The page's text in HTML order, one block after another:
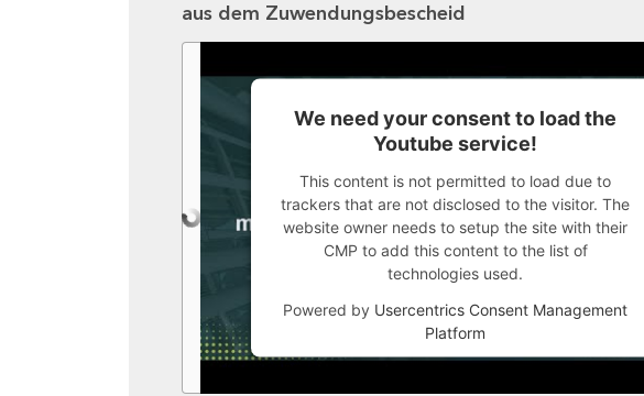
aus dem Zuwendungsbescheid
We need your consent to load the
Youtube service!
This content is not permitted to load due to
trackers that are not disclosed to the visitor. The
website owner needs to setup the site with their
CMP to add this content to the list of
technologies used.
Powered by Usercentrics Consent Management
Platform